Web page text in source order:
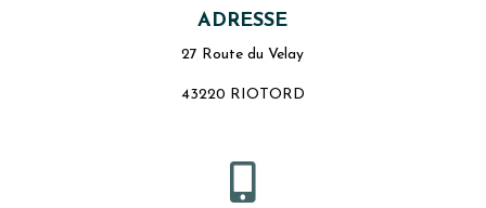
ADRESSE
27 Route du Velay
43220 RIOTORD
